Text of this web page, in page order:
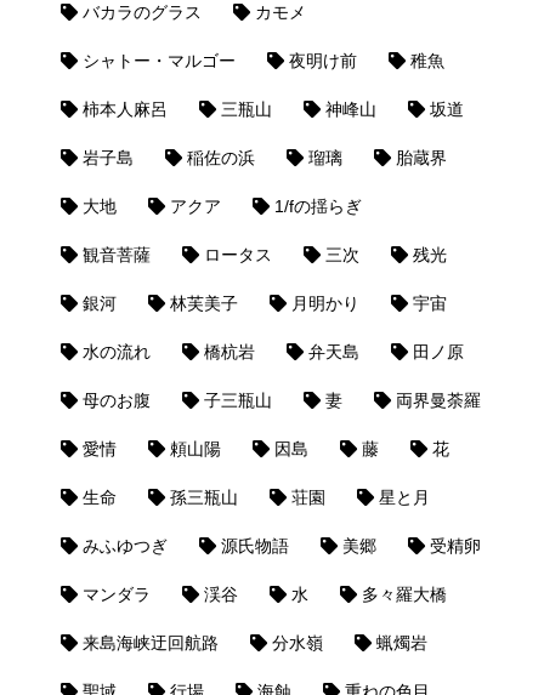
バカラのグラス カモメ
シャトー・マルゴー 夜明け前 稚魚
柿本人麻呂 三瓶山 神峰山 坂道
岩子島 稲佐の浜 瑠璃 胎蔵界
大地 アクア 1/fの揺らぎ
観音菩薩 ロータス 三次 残光
銀河 林芙美子 月明かり 宇宙
水の流れ 橋杭岩 弁天島 田ノ原
母のお腹 子三瓶山 妻 両界曼荼羅
愛情 頼山陽 因島 藤 花
生命 孫三瓶山 荘園 星と月
みふゆつぎ 源氏物語 美郷 受精卵
マンダラ 渓谷 水 多々羅大橋
来島海峡迂回航路 分水嶺 蝋燭岩